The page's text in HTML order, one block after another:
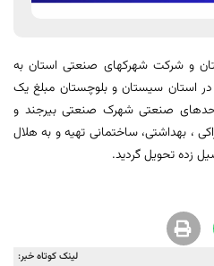
و شرکت شهرکهای صنعتی استان به
استان سیستان و بلوچستان مبلغ یک
صنعتی شهرک صنعتی بیرجند و
، بهداشتی، ساختمانی تهیه و به هلال
زده تحویل گردید.
لینک کوتاه خبر: